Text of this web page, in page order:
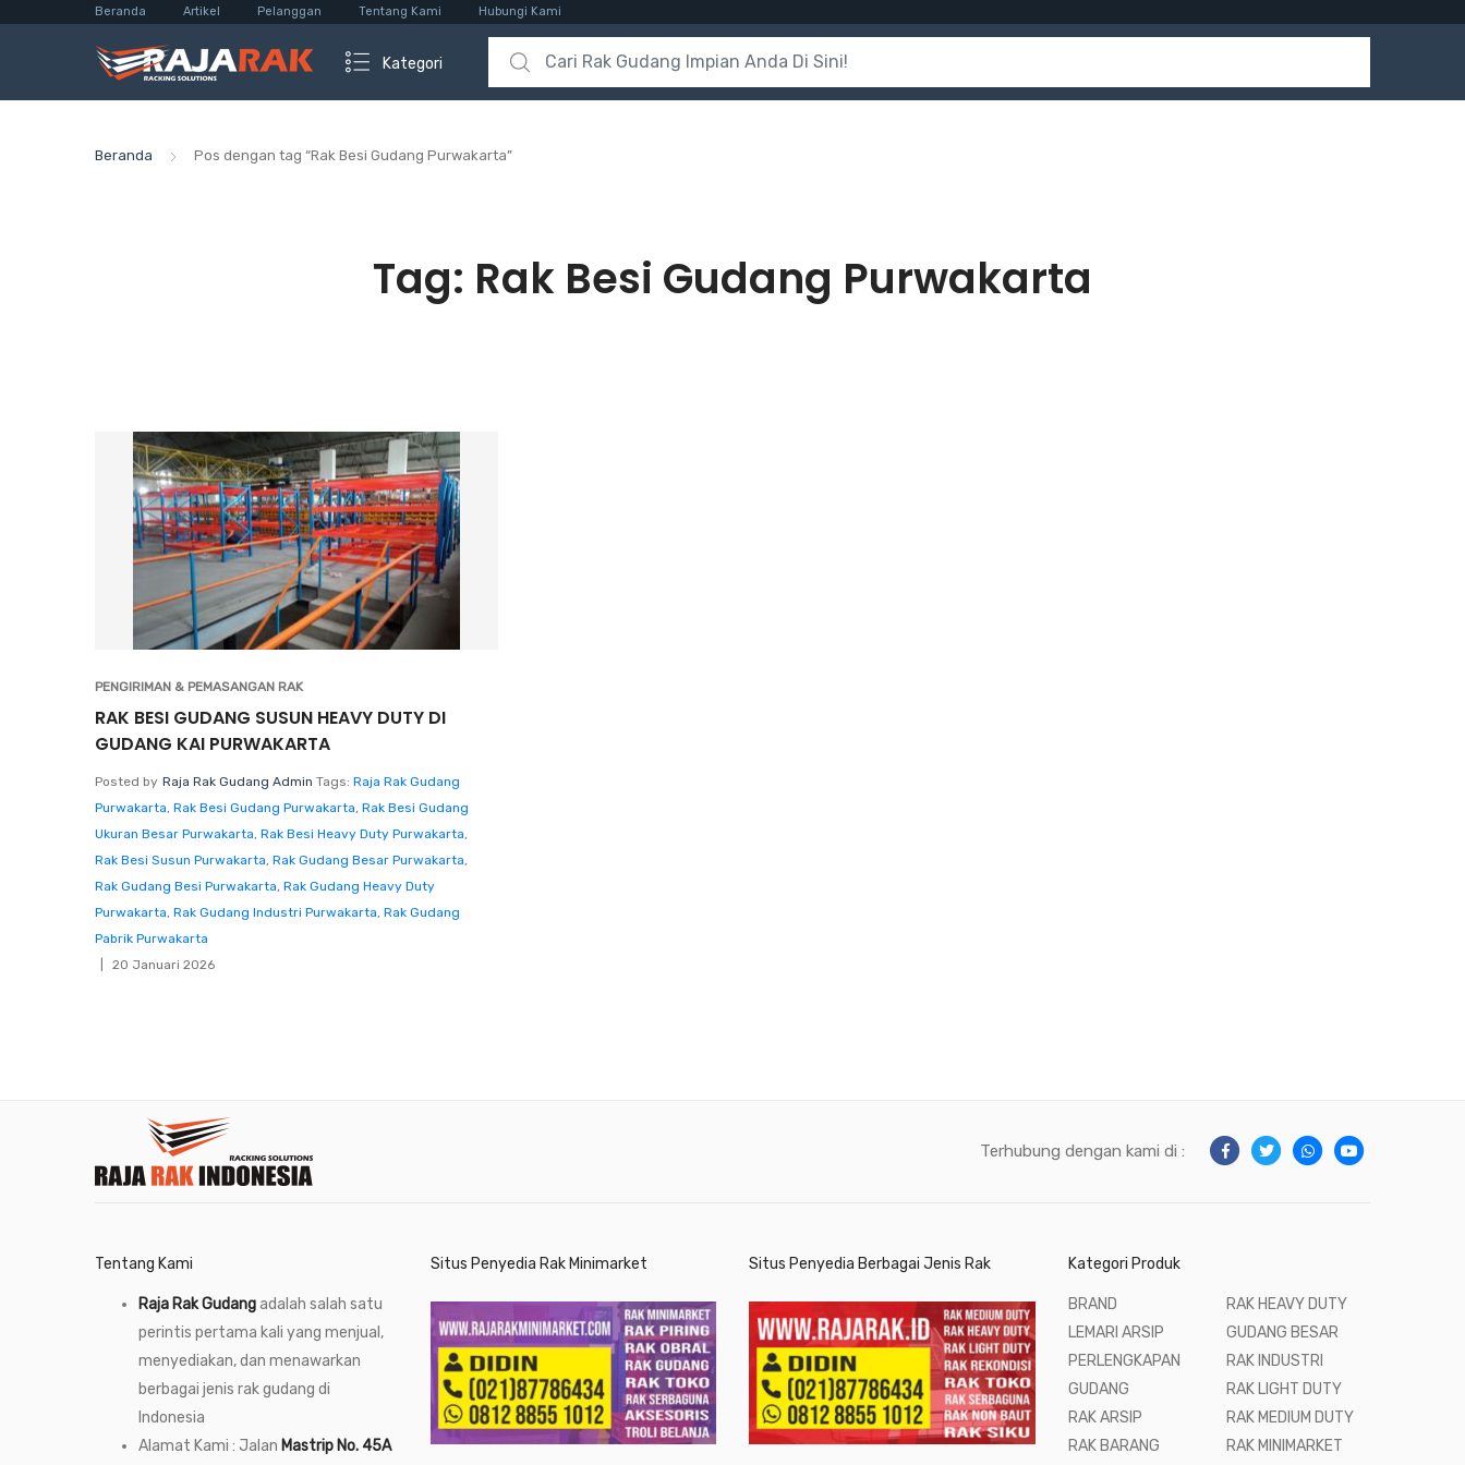
Beranda Artikel Pelanggan Tentang Kami Hubungi Kami
Kategori
Search for:
Beranda Pos dengan tag “Rak Besi Gudang Purwakarta”
Tag: Rak Besi Gudang Purwakarta
PENGIRIMAN & PEMASANGAN RAK
RAK BESI GUDANG SUSUN HEAVY DUTY DI
GUDANG KAI PURWAKARTA
Posted by Raja Rak Gudang Admin Tags: Raja Rak Gudang
Purwakarta, Rak Besi Gudang Purwakarta, Rak Besi Gudang
Ukuran Besar Purwakarta, Rak Besi Heavy Duty Purwakarta,
Rak Besi Susun Purwakarta, Rak Gudang Besar Purwakarta,
Rak Gudang Besi Purwakarta, Rak Gudang Heavy Duty
Purwakarta, Rak Gudang Industri Purwakarta, Rak Gudang
Pabrik Purwakarta
20 Januari 2026
Terhubung dengan kami di :
Tentang Kami
Raja Rak Gudangadalah salah satu
perintis pertama kali yang menjual,
menyediakan, dan menawarkan
berbagai jenis rak gudang di
Indonesia
Alamat Kami : Jalan Mastrip No. 45A
Situs Penyedia Rak Minimarket Situs Penyedia Berbagai Jenis Rak Kategori Produk
BRAND
LEMARI ARSIP
PERLENGKAPAN
GUDANG
RAK ARSIP
RAK BARANG
RAK HEAVY DUTY
GUDANG BESAR
RAK INDUSTRI
RAK LIGHT DUTY
RAK MEDIUM DUTY
RAK MINIMARKET